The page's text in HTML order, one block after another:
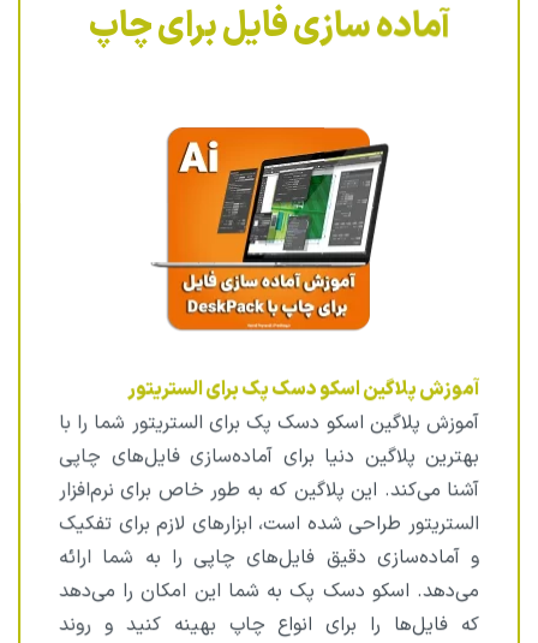
آماده سازی فایل برای چاپ
آموزش پلاگین اسکو دسک پک برای الستریتور
آموزش پلاگین اسکو دسک پک برای الستریتور شما را با
بهترین پلاگین دنیا برای آماده‌سازی فایل‌های چاپی
آشنا می‌کند. این پلاگین که به طور خاص برای نرم‌افزار
الستریتور طراحی شده است، ابزارهای لازم برای تفکیک
و آماده‌سازی دقیق فایل‌های چاپی را به شما ارائه
می‌دهد. اسکو دسک پک به شما این امکان را می‌دهد
که فایل‌ها را برای انواع چاپ بهینه کنید و روند